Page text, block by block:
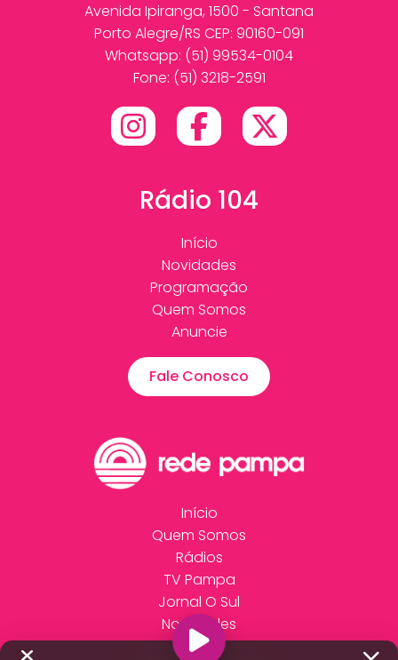
Avenida Ipiranga, 1500 - Santana
Porto Alegre/RS CEP: 90160-091
Whatsapp: (51) 99534-0104
Fone: (51) 3218-2591
Rádio 104
Início
Novidades
Programação
Quem Somos
Anuncie
Fale Conosco
Início
Quem Somos
Rádios
TV Pampa
Jornal O Sul
Novidades
Anuncie